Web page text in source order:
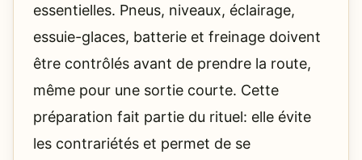
essentielles. Pneus, niveaux, éclairage,
essuie-glaces, batterie et freinage doivent
être contrôlés avant de prendre la route,
même pour une sortie courte. Cette
préparation fait partie du rituel: elle évite
les contrariétés et permet de se